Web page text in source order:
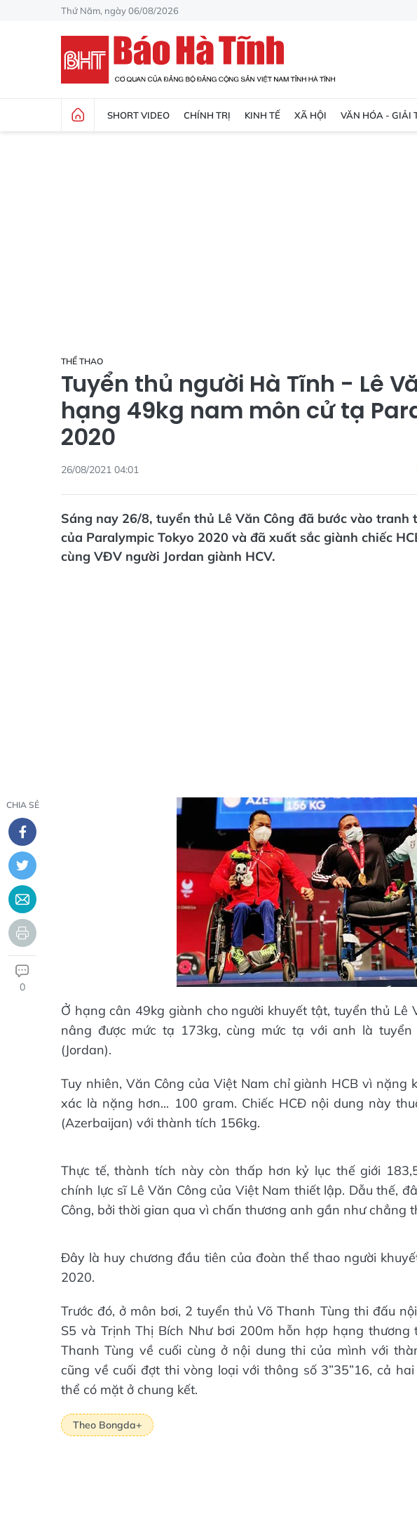
Thứ Năm, ngày 06/08/2026
SHORT VIDEO CHÍNH TRỊ KINH TẾ XÃ HỘI VĂN HÓA - GIẢI
THỂ THAO
Tuyển thủ người Hà Tĩnh - Lê
hạng 49kg nam môn cử tạ
2020
26/08/2021 04:01
Sáng nay 26/8, tuyển thủ Lê Văn Công đã bước vào
của Paralympic Tokyo 2020 và đã xuất sắc giành chiếc
cùng VĐV người Jordan giành HCV.
CHIA SẺ
0
Ở hạng cân 49kg giành cho người khuyết tật, tuyển thủ Lê
nâng được mức tạ 173kg, cùng mức tạ với anh là
(Jordan).
Tuy nhiên, Văn Công của Việt Nam chỉ giành HCB vì nặng
xác là nặng hơn... 100 gram. Chiếc HCĐ nội dung này
(Azerbaijan) với thành tích 156kg.
Thực tế, thành tích này còn thấp hơn kỷ lục thế giới
chính lực sĩ Lê Văn Công của Việt Nam thiết lập. Dẫu thế,
Công, bởi thời gian qua vì chấn thương anh gần như chẳng
Đây là huy chương đầu tiên của đoàn thể thao người
2020.
Trước đó, ở môn bơi, 2 tuyển thủ Võ Thanh Tùng thi đấu
S5 và Trịnh Thị Bích Như bơi 200m hỗn hợp hạng thương
Thanh Tùng về cuối cùng ở nội dung thi của mình với
cũng về cuối đợt thi vòng loại với thông số 3”35”16, cả
thể có mặt ở chung kết.
Theo Bongda+